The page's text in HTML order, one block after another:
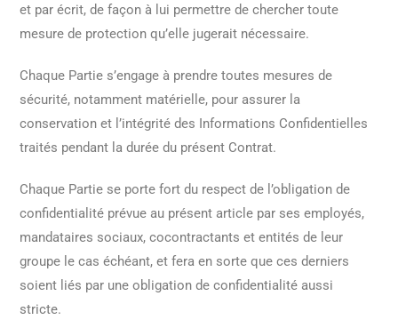
et par écrit, de façon à lui permettre de chercher toute
mesure de protection qu’elle jugerait nécessaire.
Chaque Partie s’engage à prendre toutes mesures de
sécurité, notamment matérielle, pour assurer la
conservation et l’intégrité des Informations Confidentielles
traités pendant la durée du présent Contrat.
Chaque Partie se porte fort du respect de l’obligation de
confidentialité prévue au présent article par ses employés,
mandataires sociaux, cocontractants et entités de leur
groupe le cas échéant, et fera en sorte que ces derniers
soient liés par une obligation de confidentialité aussi
stricte.